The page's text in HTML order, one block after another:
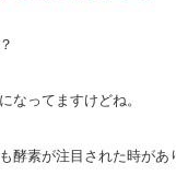
なってますけどね。
酵素が注目された時があ